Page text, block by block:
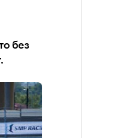
без